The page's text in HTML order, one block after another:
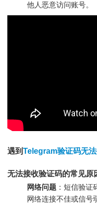
他人恶意访问账号。
遇到Telegram验证码无
无法接收验证码的常见原
网络问题 ：短信验
网络连接不佳或信号